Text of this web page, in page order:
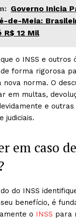
Governo Inicia
de-Meia:
R$ 12 Mil
o INSS e outros
forma rigorosa
nova norma. O
em multas,
e outras
judiciais.
em caso
do INSS
benefício, é
o INSS para